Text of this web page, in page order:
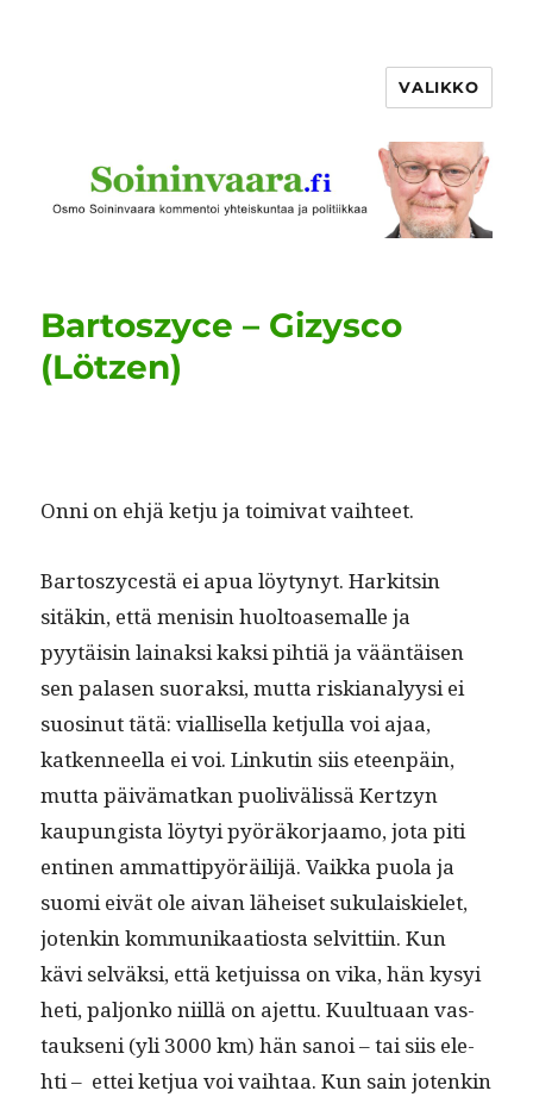
VALIKKO
Bartoszyce – Gizysco
(Lötzen)
Onni on ehjä ketju ja toimi­vat vaihteet.
Bar­toszyces­tä ei apua löy­tynyt. Hark­itsin
sitäkin, että menisin huoltoase­malle ja
pyytäisin lainaksi kak­si pihtiä ja vään­täisen
sen palasen suo­rak­si, mut­ta riski­ana­lyysi ei
suos­in­ut tätä: vial­lisel­la ketjul­la voi ajaa,
katken­neel­la ei voi. Linkutin siis eteen­päin,
mut­ta päivä­matkan puo­livälis­sä Kertzyn
kaupungista löy­tyi pyöräko­r­jaamo, jota piti
enti­nen ammat­tipyöräil­i­jä. Vaik­ka puo­la ja
suo­mi eivät ole aivan läheiset suku­laiskielet,
jotenkin kom­mu­nikaa­tios­ta selvit­ti­in. Kun
kävi selväk­si, että ketjuis­sa on vika, hän kysyi
heti, paljonko niil­lä on ajet­tu. Kuul­tuaan vas­
tauk­seni (yli 3000 km) hän sanoi – tai siis ele­
hti – ettei ketjua voi vai­h­taa. Kun sain jotenkin